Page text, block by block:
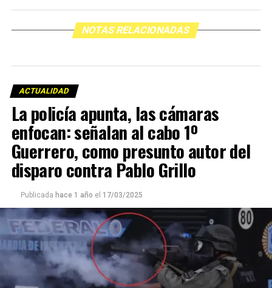
NOTAS RELACIONADAS
ACTUALIDAD
La policía apunta, las cámaras
enfocan: señalan al cabo 1º
Guerrero, como presunto autor del
disparo contra Pablo Grillo
Publicada hace 1 año el 17/03/2025